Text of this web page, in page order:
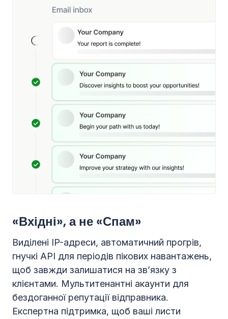
«Вхідні», а не «Спам»
Виділені IP-адреси, автоматичний прогрів,
гнучкі API для періодів пікових навантажень,
щоб завжди залишатися на зв’язку з
клієнтами. Мультитенантні акаунти для
бездоганної репутації відправника.
Експертна підтримка, щоб ваші листи